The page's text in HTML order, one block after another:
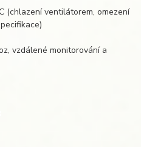
(chlazení ventilátorem, omezení
vzdálené monitorování a